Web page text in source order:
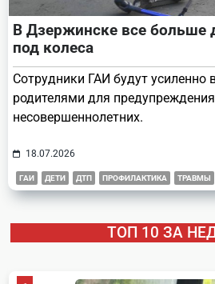
В Дзержинске все больше
под колеса
Сотрудники ГАИ будут усиленно
родителями для
несовершеннолетних.
18.07.2026
ГАИ ДЕТИ ДТП ПРОФИЛАКТИКА ТРАВМЫ
ТОП 10 ЗА